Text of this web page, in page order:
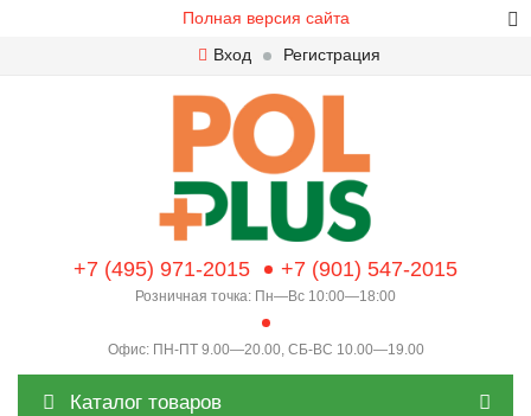
Полная версия сайта
Вход
Регистрация
+7 (495) 971-2015 +7 (901) 547-2015
Розничная точка: Пн—Вс 10:00—18:00
Офис: ПН-ПТ 9.00—20.00, СБ-ВС 10.00—19.00
Каталог товаров